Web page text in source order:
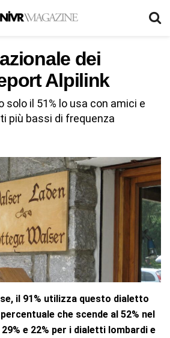
dei
Alpilink
solo il 51% lo usa con amici e
più bassi di frequenza
il 91% utilizza questo dialetto
che scende al 52% nel
e 22% per i dialetti lombardi e